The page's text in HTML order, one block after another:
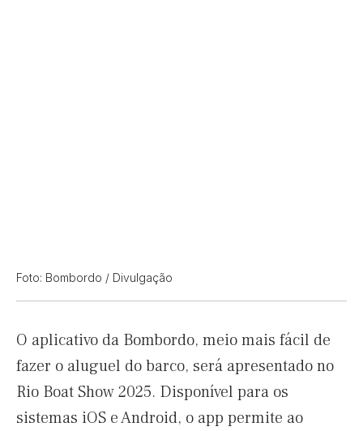
Foto: Bombordo / Divulgação
O aplicativo da Bombordo, meio mais fácil de
fazer o aluguel do barco, será apresentado no
Rio Boat Show 2025. Disponível para os
sistemas iOS e Android, o app permite ao